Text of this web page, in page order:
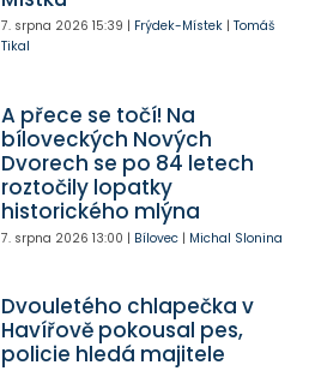
7. srpna 2026 15:39 | Frýdek-Místek| Tomáš
Tikal
A přece se točí! Na
bíloveckých Nových
Dvorech se po 84 letech
roztočily lopatky
historického mlýna
7. srpna 2026 13:00 | Bílovec| Michal Slonina
Dvouletého chlapečka v
Havířově pokousal pes,
policie hledá majitele